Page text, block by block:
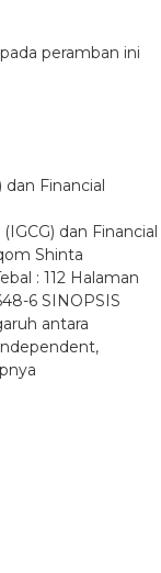
peramban ini
dan Financial
dan Financial
Shinta
: 112 Halaman
6 SINOPSIS
antara